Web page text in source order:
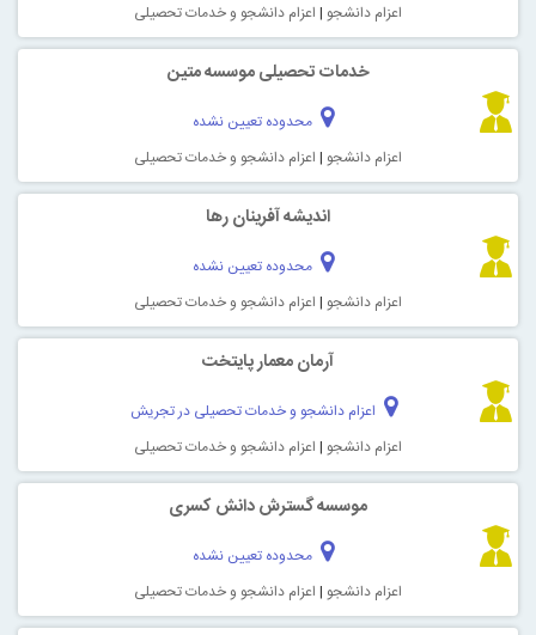
اعزام دانشجو | اعزام دانشجو و خدمات تحصیلی
خدمات تحصیلی موسسه متین
محدوده تعیین نشده
اعزام دانشجو | اعزام دانشجو و خدمات تحصیلی
اندیشه آفرینان رها
محدوده تعیین نشده
اعزام دانشجو | اعزام دانشجو و خدمات تحصیلی
آرمان معمار پایتخت
اعزام دانشجو و خدمات تحصیلی در تجریش
اعزام دانشجو | اعزام دانشجو و خدمات تحصیلی
موسسه گسترش دانش کسری
محدوده تعیین نشده
اعزام دانشجو | اعزام دانشجو و خدمات تحصیلی